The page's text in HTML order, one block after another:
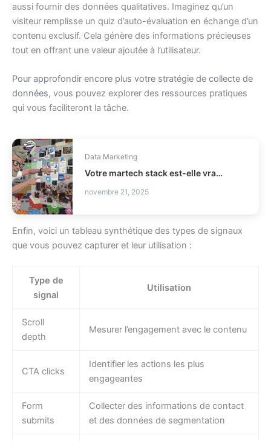
aussi fournir des données qualitatives. Imaginez qu’un
visiteur remplisse un quiz d’auto-évaluation en échange d’un
contenu exclusif. Cela génère des informations précieuses
tout en offrant une valeur ajoutée à l’utilisateur.
Pour approfondir encore plus votre stratégie de collecte de
données, vous pouvez explorer des ressources pratiques
qui vous faciliteront la tâche.
Data Marketing
Votre martech stack est-elle vraiment utilisée ?
novembre 21, 2025
Enfin, voici un tableau synthétique des types de signaux
que vous pouvez capturer et leur utilisation :
Type de
signal
Utilisation
Scroll
depth
Mesurer l’engagement avec le contenu
CTA clicks
Identifier les actions les plus
engageantes
Form
submits
Collecter des informations de contact
et des données de segmentation